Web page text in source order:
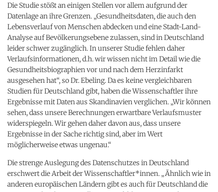
Die Studie stößt an einigen Stellen vor allem aufgrund der
Datenlage an ihre Grenzen. „Gesundheitsdaten, die auch den
Lebensverlauf von Menschen abdecken und eine Stadt-Land-
Analyse auf Bevölkerungsebene zulassen, sind in Deutschland
leider schwer zugänglich. In unserer Studie fehlen daher
Verlaufsinformationen, d.h. wir wissen nicht im Detail wie die
Gesundheitsbiographien vor und nach dem Herzinfarkt
ausgesehen hat“, so Dr. Ebeling. Da es keine vergleichbaren
Studien für Deutschland gibt, haben die Wissenschaftler ihre
Ergebnisse mit Daten aus Skandinavien verglichen. „Wir können
sehen, dass unsere Berechnungen erwartbare Verlaufsmuster
widerspiegeln. Wir gehen daher davon aus, dass unsere
Ergebnisse in der Sache richtig sind, aber im Wert
möglicherweise etwas ungenau.“
Die strenge Auslegung des Datenschutzes in Deutschland
erschwert die Arbeit der Wissenschaftler*innen. „Ähnlich wie in
anderen europäischen Ländern gibt es auch für Deutschland die